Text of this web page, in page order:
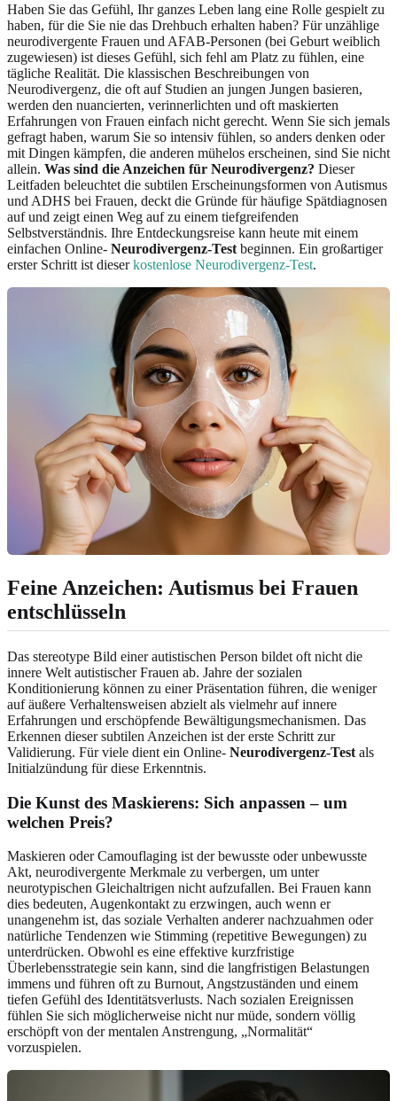
Haben Sie das Gefühl, Ihr ganzes Leben lang eine Rolle gespielt zu
haben, für die Sie nie das Drehbuch erhalten haben? Für unzählige
neurodivergente Frauen und AFAB-Personen (bei Geburt weiblich
zugewiesen) ist dieses Gefühl, sich fehl am Platz zu fühlen, eine
tägliche Realität. Die klassischen Beschreibungen von
Neurodivergenz, die oft auf Studien an jungen Jungen basieren,
werden den nuancierten, verinnerlichten und oft maskierten
Erfahrungen von Frauen einfach nicht gerecht. Wenn Sie sich jemals
gefragt haben, warum Sie so intensiv fühlen, so anders denken oder
mit Dingen kämpfen, die anderen mühelos erscheinen, sind Sie nicht
allein. Was sind die Anzeichen für Neurodivergenz? Dieser
Leitfaden beleuchtet die subtilen Erscheinungsformen von Autismus
und ADHS bei Frauen, deckt die Gründe für häufige Spätdiagnosen
auf und zeigt einen Weg auf zu einem tiefgreifenden
Selbstverständnis. Ihre Entdeckungsreise kann heute mit einem
einfachen Online- Neurodivergenz-Test beginnen. Ein großartiger
erster Schritt ist dieserkostenlose Neurodivergenz-Test.
Feine Anzeichen: Autismus bei Frauen
entschlüsseln
Das stereotype Bild einer autistischen Person bildet oft nicht die
innere Welt autistischer Frauen ab. Jahre der sozialen
Konditionierung können zu einer Präsentation führen, die weniger
auf äußere Verhaltensweisen abzielt als vielmehr auf innere
Erfahrungen und erschöpfende Bewältigungsmechanismen. Das
Erkennen dieser subtilen Anzeichen ist der erste Schritt zur
Validierung. Für viele dient ein Online- Neurodivergenz-Test als
Initialzündung für diese Erkenntnis.
Die Kunst des Maskierens: Sich anpassen – um
welchen Preis?
Maskieren oder Camouflaging ist der bewusste oder unbewusste
Akt, neurodivergente Merkmale zu verbergen, um unter
neurotypischen Gleichaltrigen nicht aufzufallen. Bei Frauen kann
dies bedeuten, Augenkontakt zu erzwingen, auch wenn er
unangenehm ist, das soziale Verhalten anderer nachzuahmen oder
natürliche Tendenzen wie Stimming (repetitive Bewegungen) zu
unterdrücken. Obwohl es eine effektive kurzfristige
Überlebensstrategie sein kann, sind die langfristigen Belastungen
immens und führen oft zu Burnout, Angstzuständen und einem
tiefen Gefühl des Identitätsverlusts. Nach sozialen Ereignissen
fühlen Sie sich möglicherweise nicht nur müde, sondern völlig
erschöpft von der mentalen Anstrengung, „Normalität“
vorzuspielen.